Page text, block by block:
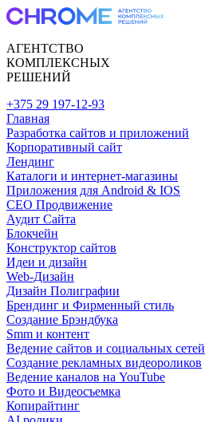
АГЕНТСТВО
КОМПЛЕКСНЫХ
РЕШЕНИЙ
+375 29 197-12-93
Главная
Разработка сайтов и приложений
Корпоративный сайт
Лендинг
Каталоги и интернет-магазины
Приложения для Android & IOS
CEO Продвижение
Аудит Сайта
Блокчейн
Конструктор сайтов
Идеи и дизайн
Web-Дизайн
Дизайн Полиграфии
Брендинг и Фирменный стиль
Создание Брэндбука
Smm и контент
Ведение сайтов и социальных сетей
Создание рекламных видеороликов
Ведение каналов на YouTube
Фото и Видеосъемка
Копирайтинг